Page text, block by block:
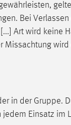
Bei Verlassen
Art wird keine
Missachtung
in der Gruppe.
Einsatz im